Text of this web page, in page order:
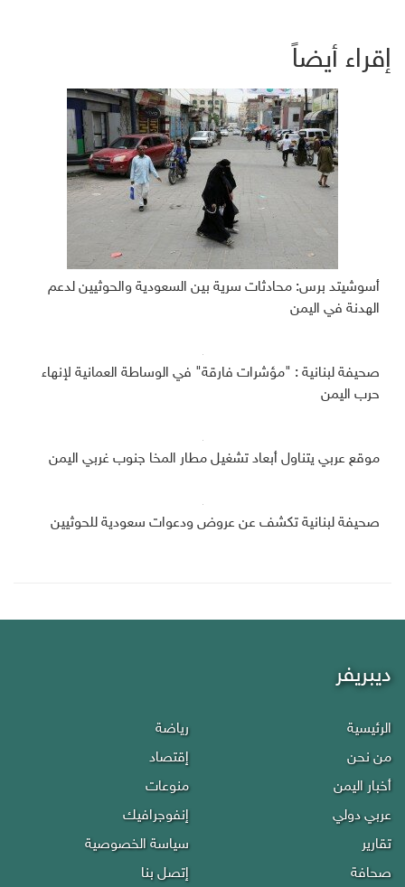
إقراء أيضاً
أسوشيتد برس: محادثات سرية بين السعودية والحوثيين لدعم
الهدنة في اليمن
صحيفة لبنانية : "مؤشرات فارقة" في الوساطة العمانية لإنهاء
حرب اليمن
موقع عربي يتناول أبعاد تشغيل مطار المخا جنوب غربي اليمن
صحيفة لبنانية تكشف عن عروض ودعوات سعودية للحوثيين
ديبريفر
الرئيسية
من نحن
أخبار اليمن
عربي دولي
تقارير
صحافة
رياضة
إقتصاد
منوعات
إنفوجرافيك
سياسة الخصوصية
إتصل بنا